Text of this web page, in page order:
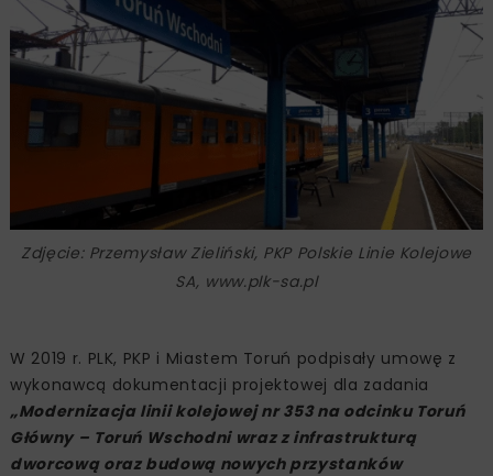
Zdjęcie: Przemysław Zieliński, PKP Polskie Linie Kolejowe
SA, www.plk-sa.pl
W 2019 r. PLK, PKP i Miastem Toruń podpisały umowę z
wykonawcą dokumentacji projektowej dla zadania
„Modernizacja linii kolejowej nr 353 na odcinku Toruń
Główny – Toruń Wschodni wraz z infrastrukturą
dworcową oraz budową nowych przystanków